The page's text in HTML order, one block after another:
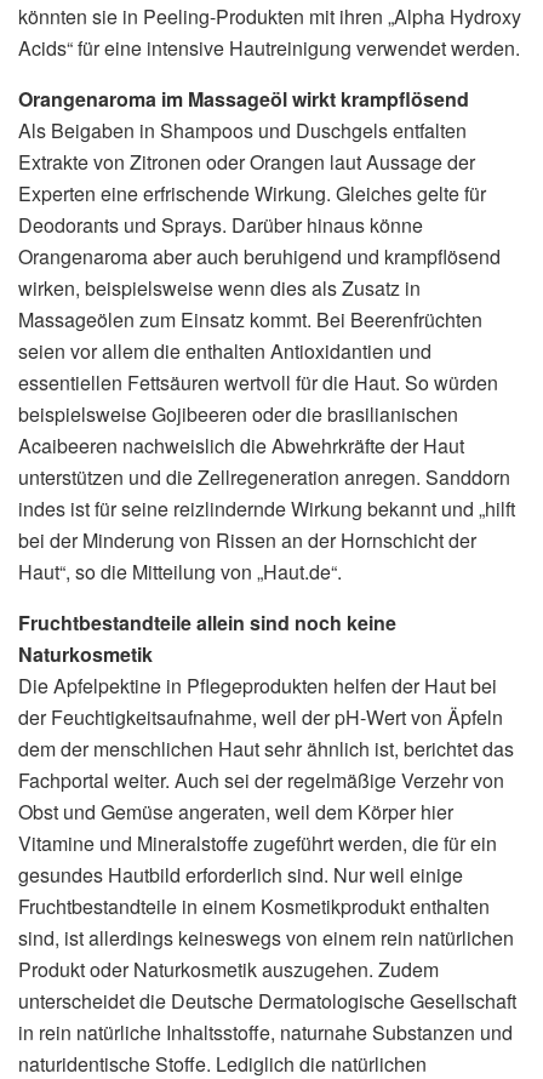
könnten sie in Peeling-Produkten mit ihren „Alpha Hydroxy
Acids“ für eine intensive Hautreinigung verwendet werden.
Orangenaroma im Massageöl wirkt krampflösend
Als Beigaben in Shampoos und Duschgels entfalten
Extrakte von Zitronen oder Orangen laut Aussage der
Experten eine erfrischende Wirkung. Gleiches gelte für
Deodorants und Sprays. Darüber hinaus könne
Orangenaroma aber auch beruhigend und krampflösend
wirken, beispielsweise wenn dies als Zusatz in
Massageölen zum Einsatz kommt. Bei Beerenfrüchten
seien vor allem die enthalten Antioxidantien und
essentiellen Fettsäuren wertvoll für die Haut. So würden
beispielsweise Gojibeeren oder die brasilianischen
Acaibeeren nachweislich die Abwehrkräfte der Haut
unterstützen und die Zellregeneration anregen. Sanddorn
indes ist für seine reizlindernde Wirkung bekannt und „hilft
bei der Minderung von Rissen an der Hornschicht der
Haut“, so die Mitteilung von „Haut.de“.
Fruchtbestandteile allein sind noch keine
Naturkosmetik
Die Apfelpektine in Pflegeprodukten helfen der Haut bei
der Feuchtigkeitsaufnahme, weil der pH-Wert von Äpfeln
dem der menschlichen Haut sehr ähnlich ist, berichtet das
Fachportal weiter. Auch sei der regelmäßige Verzehr von
Obst und Gemüse angeraten, weil dem Körper hier
Vitamine und Mineralstoffe zugeführt werden, die für ein
gesundes Hautbild erforderlich sind. Nur weil einige
Fruchtbestandteile in einem Kosmetikprodukt enthalten
sind, ist allerdings keineswegs von einem rein natürlichen
Produkt oder Naturkosmetik auszugehen. Zudem
unterscheidet die Deutsche Dermatologische Gesellschaft
in rein natürliche Inhaltsstoffe, naturnahe Substanzen und
naturidentische Stoffe. Lediglich die natürlichen